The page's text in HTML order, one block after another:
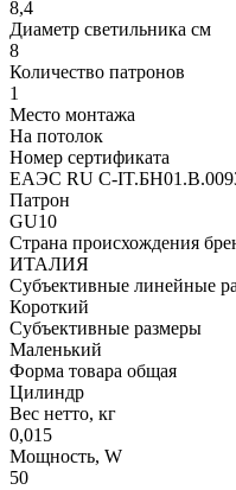
8,4
Диаметр светильника см
8
Количество патронов
1
Место монтажа
На потолок
Номер сертификата
ЕАЭС RU C-
Патрон
GU10
Страна происхождения
ИТАЛИЯ
Субъективные линейные
Короткий
Субъективные размеры
Маленький
Форма товара общая
Цилиндр
Вес нетто, кг
0,015
Мощность, W
50